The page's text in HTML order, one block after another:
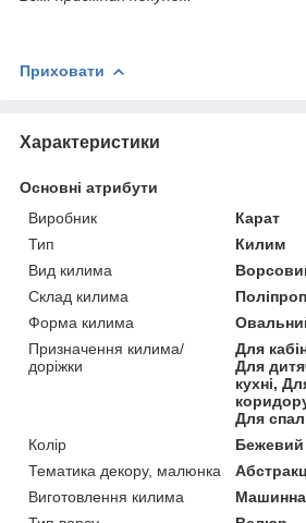
Приховати
Характеристики
Основні атрибути
Виробник
Карат
Тип
Килим
Вид килима
Склад килима
Форма килима
Призначення килима/
доріжки
Для
Для
кухні,
Для
Колір
Бежевий
Тематика декору, малюнка
Виготовлення килима